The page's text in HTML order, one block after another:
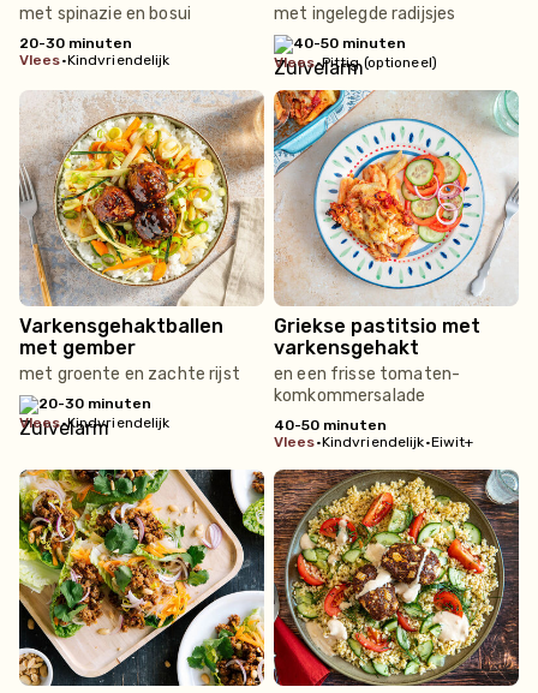
met spinazie en bosui
20-30 minuten
vlees•Kindvriendelijk
met ingelegde radijsjes
40-50 minuten
vlees•Pittig (optioneel)
Varkensgehaktballen
met gember
met groente en zachte rijst
20-30 minuten
vlees•Kindvriendelijk
Griekse pastitsio met
varkensgehakt
en een frisse tomaten-
komkommersalade
40-50 minuten
vlees•Kindvriendelijk•Eiwit+